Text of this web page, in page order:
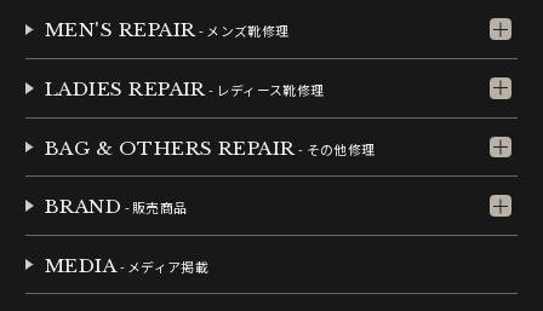
MEN'S REPAIR- メンズ靴修理
LADIES REPAIR- レディース靴修理
BAG & OTHERS REPAIR - その他修理
BRAND - 販売商品
MEDIA- メディア掲載